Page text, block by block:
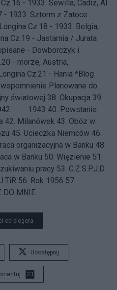
- 1933: Sewilla, Cadiz, Al
- 1933: Sztorm z Zatoce
Cz.18 - 1933: Belgia,
Cz.19 - Jastarnia / Jurata
- Dowborczyk i
- morze, Austria,
Cz.21 - Hania *Blog
Planowane do
światowej 38. Okupacja 39.
1943 40. Powstanie
42. Milanówek 43. Obóz w
45. Ucieczka Niemców 46.
organizacyjna w Banku 48.
w Banku 50. Więzienie 51.
pracy 53. C.Z.S.P.J.D.
56. Rok 1956 57.
DO MNIE
od blogera
Udostępnij
23